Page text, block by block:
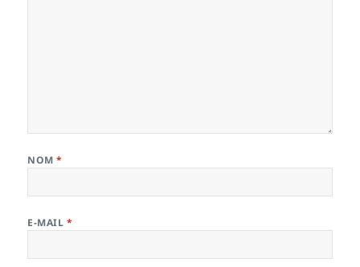
NOM*
E-MAIL *